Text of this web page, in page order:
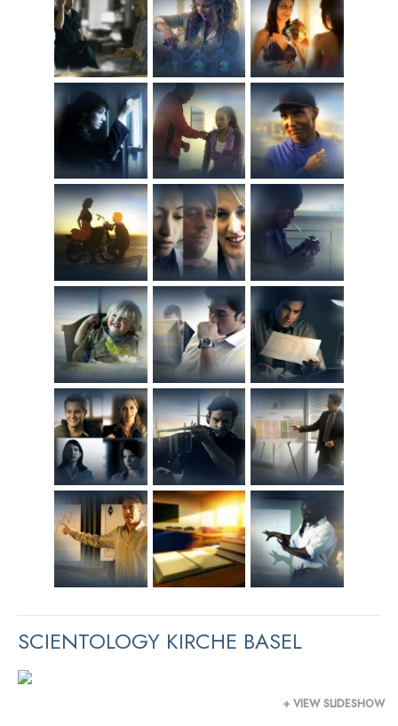
SCIENTOLOGY KIRCHE BASEL
+ VIEW SLIDESHOW